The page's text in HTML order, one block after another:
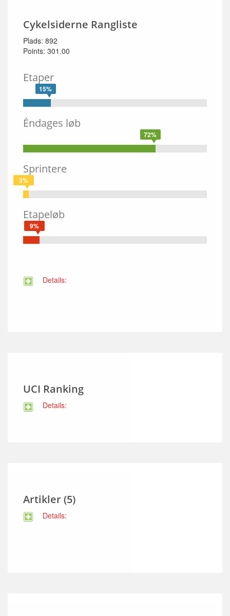
Cykelsiderne Rangliste
Plads: 892
Points: 301.00
Etaper
15%
Éndages løb
72%
Sprintere
3%
Etapeløb
9%
Details:
UCI Ranking
Details:
Artikler (5)
Details: